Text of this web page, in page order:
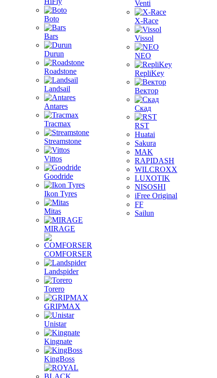
Boto
Bars
Durun
Roadstone
Landsail
Antares
Tracmax
Streamstone
Vittos
Goodride
Ikon Tyres
Mitas
MIRAGE
COMFORSER
Landspider
Torero
GRIPMAX
Unistar
Kingnate
KingBoss
Venti
X-Race
Vissol
NEO
RepliKey
Вектор
Скад
RST
Huatai
Sakura
MAK
RAPIDASH
WILCROXX
LUXOTIK
NISOSHI
iFree Original
FF
Sailun